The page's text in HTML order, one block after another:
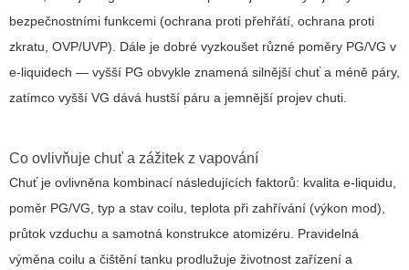
bezpečnostními funkcemi (ochrana proti přehřátí, ochrana proti
zkratu, OVP/UVP). Dále je dobré vyzkoušet různé poměry PG/VG v
e-liquidech — vyšší PG obvykle znamená silnější chuť a méně páry,
zatímco vyšší VG dává hustší páru a jemnější projev chuti.
Co ovlivňuje chuť a zážitek z vapování
Chuť je ovlivněna kombinací následujících faktorů: kvalita e-liquidu,
poměr PG/VG, typ a stav coilu, teplota při zahřívání (výkon mod),
průtok vzduchu a samotná konstrukce atomizéru. Pravidelná
výměna coilu a čištění tanku prodlužuje životnost zařízení a